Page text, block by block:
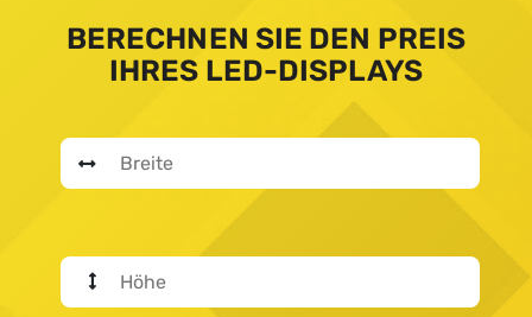
BERECHNEN SIE DEN PREIS
IHRES LED-DISPLAYS